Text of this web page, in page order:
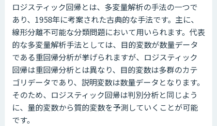
ロジスティック回帰とは、多変量解析の手法の一つで
あり、1958年に考案された古典的な手法です。主に、
線形分離不可能な分類問題において用いられます。代表
的な多変量解析手法としては、目的変数が数量データ
である重回帰分析が挙げられますが、ロジスティック
回帰は重回帰分析とは異なり、目的変数は多群のカテ
ゴリデータであり、説明変数は数量データとなります。
そのため、ロジスティック回帰は判別分析と同じよう
に、量的変数から質的変数を予測していくことが可能
です。